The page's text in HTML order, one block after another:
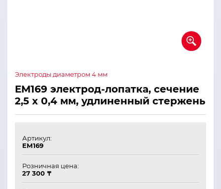
Электроды диаметром 4 мм
ЕМ169 электрод-лопатка, сечение
2,5 х 0,4 мм, удлиненный стержень
Артикул:
ЕМ169
Розничная цена:
27 300 ₸